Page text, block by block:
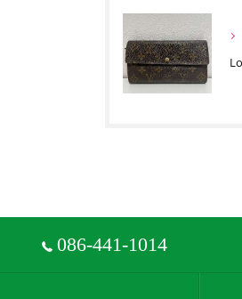
086-441-1014